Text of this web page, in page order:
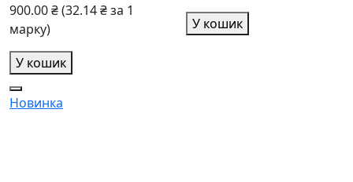
900.00 ₴(32.14 ₴ за 1
марку)
У кошик
У кошик
Новинка